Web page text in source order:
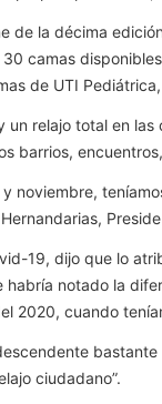
de la décima
camas
de UTI
un relajo total en
barrios,
noviembre,
19, dijo que lo
notado la
2020, cuando
ciudadano”.